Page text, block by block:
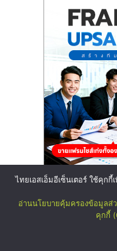
ไทยเอสเอ็มอีเซ็นเตอร์ ใช้คุก
อ่านนโยบายคุ้มครองข้อมูลส่
คุกกี้